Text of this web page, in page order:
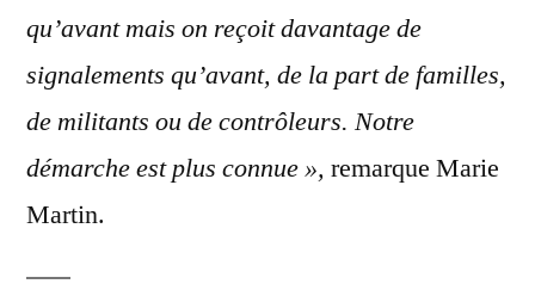
qu’avant mais on reçoit davantage de
signalements qu’avant, de la part de familles,
de militants ou de contrôleurs. Notre
démarche est plus connue », remarque Marie
Martin.